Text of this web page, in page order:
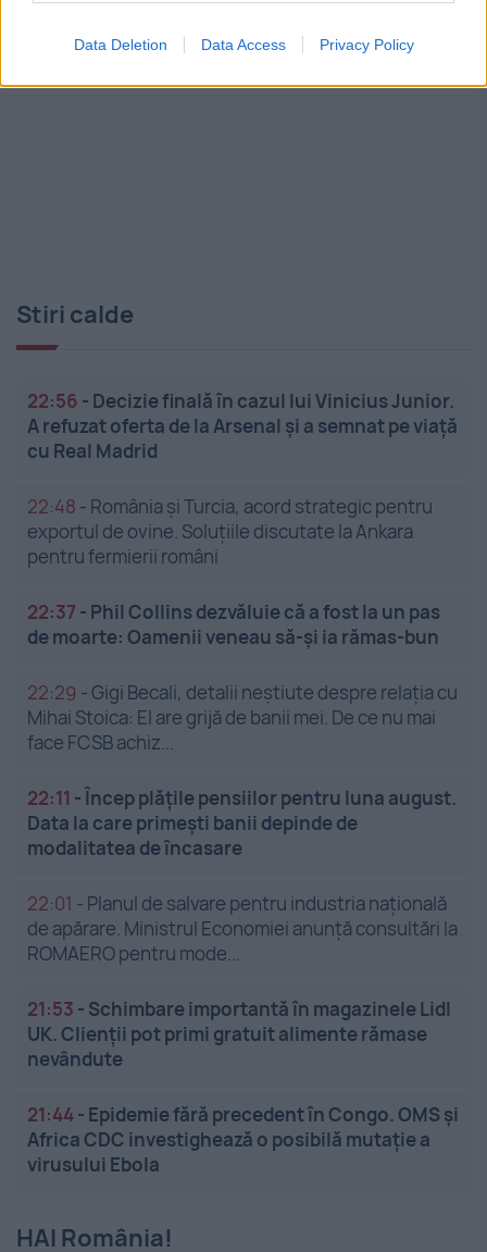
Data Deletion Data Access Privacy Policy
Stiri calde
22:56 - Decizie finală în cazul lui Vinicius Junior.
A refuzat oferta de la Arsenal și a semnat pe viață
cu Real Madrid
22:48 - România și Turcia, acord strategic pentru
exportul de ovine. Soluțiile discutate la Ankara
pentru fermierii români
22:37 - Phil Collins dezvăluie că a fost la un pas
de moarte: Oamenii veneau să-și ia rămas-bun
22:29 -Gigi Becali, detalii neștiute despre relația cu
Mihai Stoica: El are grijă de banii mei. De ce nu mai
face FCSB achiz...
22:11 -Încep plățile pensiilor pentru luna august.
Data la care primești banii depinde de
modalitatea de încasare
22:01 - Planul de salvare pentru industria națională
de apărare. Ministrul Economiei anunță consultări la
ROMAERO pentru mode...
21:53 - Schimbare importantă în magazinele Lidl
UK. Clienții pot primi gratuit alimente rămase
nevândute
21:44- Epidemie fără precedent în Congo. OMS și
Africa CDC investighează o posibilă mutație a
virusului Ebola
HAI România!